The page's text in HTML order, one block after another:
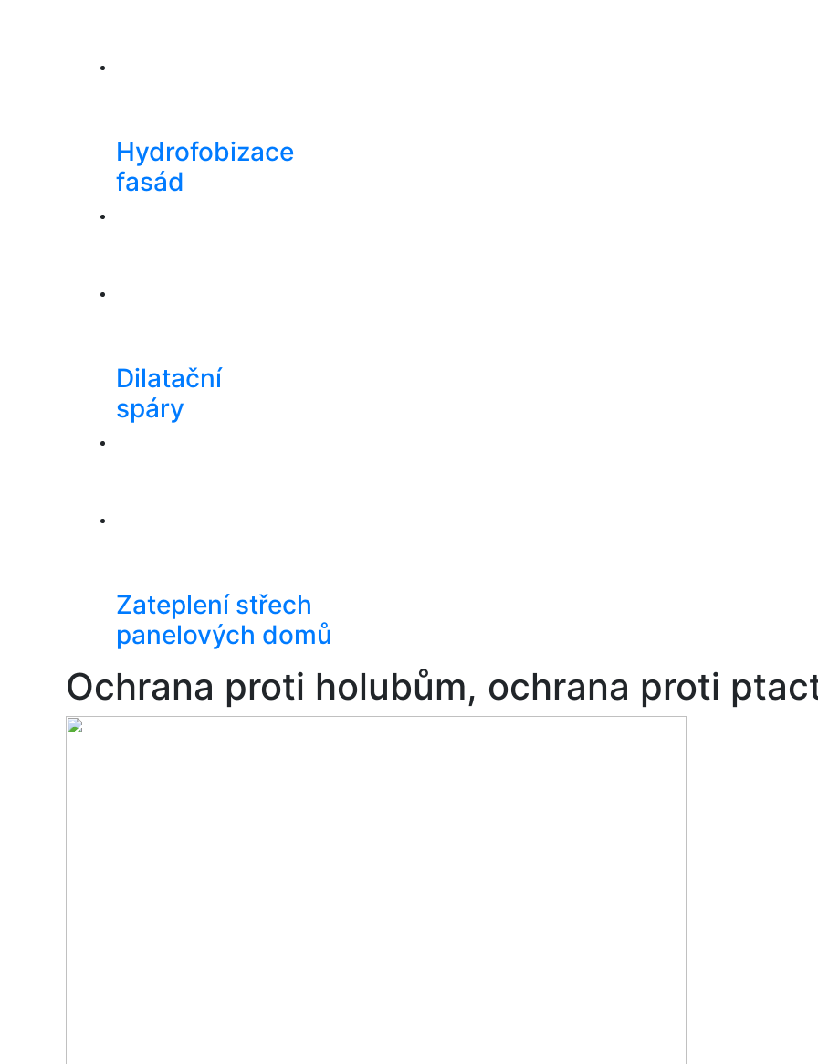
Hydrofobizace
fasád
Dilatační
spáry
Zateplení střech
panelových domů
Ochrana proti holubům, ochrana proti